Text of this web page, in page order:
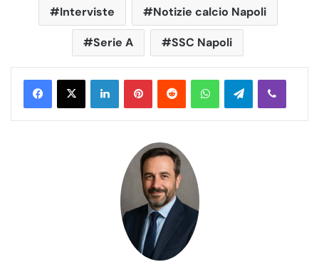
Interviste Notizie calcio Napoli
Serie A SSC Napoli
WhatsApp Telegram